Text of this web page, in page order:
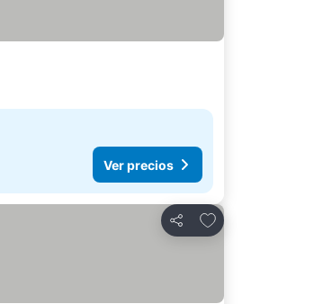
Ver precios
Compartir
Agregar a favoritos